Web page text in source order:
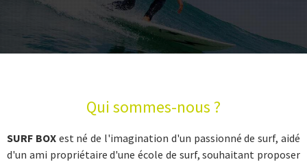
Qui sommes-nous ?
SURF BOXest né de l'imagination d'un passionné de surf, aidé
d'un ami propriétaire d'une école de surf, souhaitant proposer